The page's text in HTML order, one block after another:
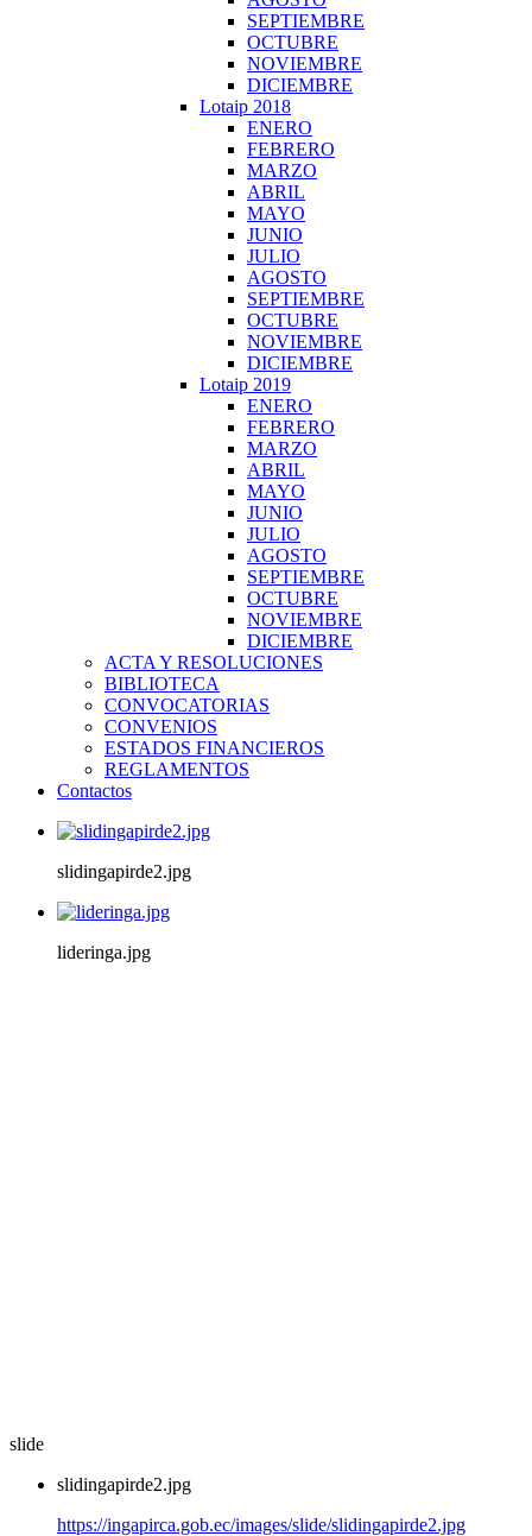
SEPTIEMBRE
OCTUBRE
NOVIEMBRE
DICIEMBRE
Lotaip 2018
ENERO
FEBRERO
MARZO
ABRIL
MAYO
JUNIO
JULIO
AGOSTO
SEPTIEMBRE
OCTUBRE
NOVIEMBRE
DICIEMBRE
Lotaip 2019
ENERO
FEBRERO
MARZO
ABRIL
MAYO
JUNIO
JULIO
AGOSTO
SEPTIEMBRE
OCTUBRE
NOVIEMBRE
DICIEMBRE
ACTA Y RESOLUCIONES
BIBLIOTECA
CONVOCATORIAS
CONVENIOS
ESTADOS FINANCIEROS
REGLAMENTOS
Contactos
slidingapirde2.jpg
lideringa.jpg
slide
slidingapirde2.jpg
https://ingapirca.gob.ec/images/slide/slidingapirde2.jpg